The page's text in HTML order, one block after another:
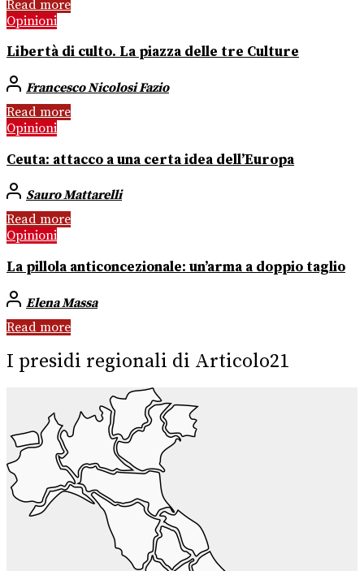
Read more
Opinioni
Libertà di culto. La piazza delle tre Culture
Francesco Nicolosi Fazio
Read more
Opinioni
Ceuta: attacco a una certa idea dell’Europa
Sauro Mattarelli
Read more
Opinioni
La pillola anticoncezionale: un’arma a doppio taglio
Elena Massa
Read more
I presidi regionali di Articolo21